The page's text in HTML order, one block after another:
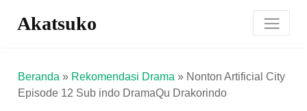
Akatsuko
Beranda » Rekomendasi Drama » Nonton Artificial City
Episode 12 Sub indo DramaQu Drakorindo